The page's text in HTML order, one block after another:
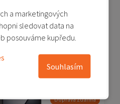
a marketingových
sledovat data na
posouváme kupředu.
Souhlasím
produktu
Doprava zdarma